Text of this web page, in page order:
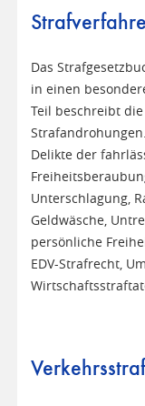
Das
in einen
Teil beschreibt
Delikte der
Unterschlagung,
Geldwäsche,
persönliche
EDV-Strafrecht,